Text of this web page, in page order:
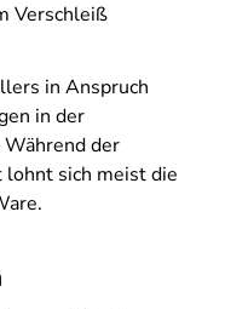
Verschleiß
in Anspruch
in der
der
sich meist die